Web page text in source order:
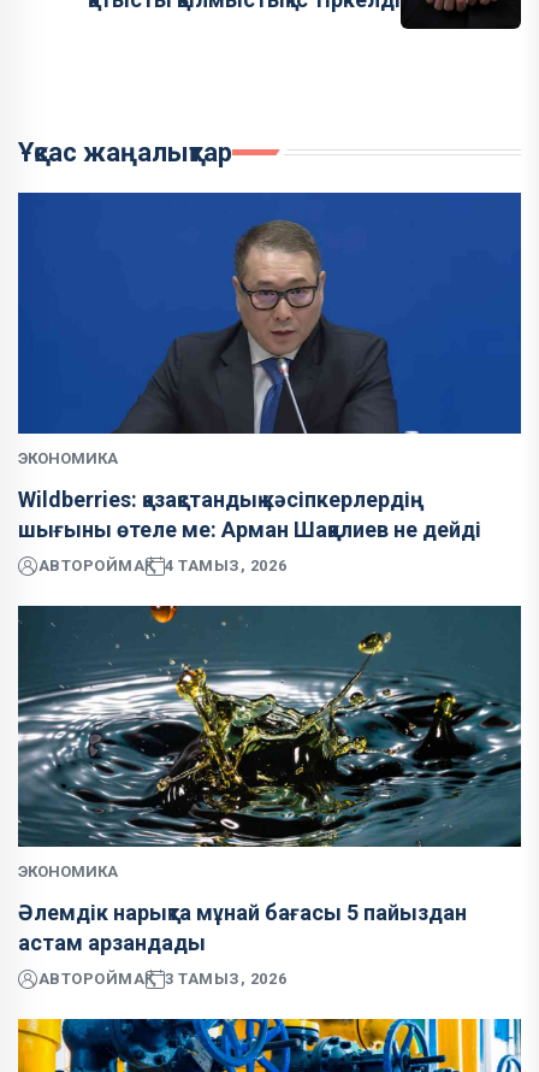
Ұқсас жаңалықтар
ЭКОНОМИКА
Wildberries: қазақстандық кәсіпкерлердің
шығыны өтеле ме: Арман Шаққалиев не дейді
АВТОРОЙМАҚ 4 ТАМЫЗ, 2026
ЭКОНОМИКА
Әлемдік нарықта мұнай бағасы 5 пайыздан
астам арзандады
АВТОРОЙМАҚ 3 ТАМЫЗ, 2026